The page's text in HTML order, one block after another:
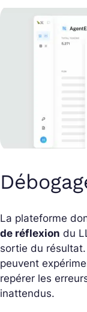
La plateforme
de réflexion du
sortie du
peuvent
repérer les
inattendus.